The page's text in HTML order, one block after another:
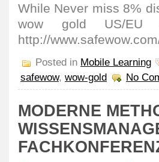
While Never miss 8%
wow gold US/EU
http://
Posted in Mobile Learning
safewow, wow-gold No
MODERNE